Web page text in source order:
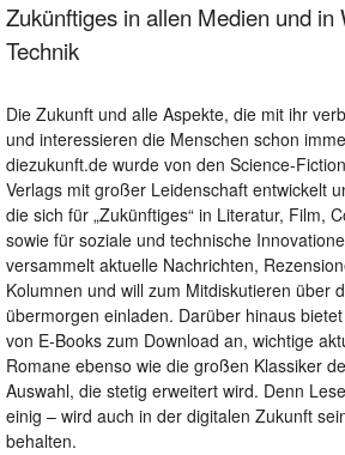
Zukünftiges in allen Medien und in
Technik
Die Zukunft und alle Aspekte, die mit ihr
und interessieren die Menschen schon
diezukunft.de wurde von den Science-
Verlags mit großer Leidenschaft entwickelt
die sich für „Zukünftiges“ in Literatur, Film,
sowie für soziale und technische
versammelt aktuelle Nachrichten,
Kolumnen und will zum Mitdiskutieren über
übermorgen einladen. Darüber hinaus
von E-Books zum Download an, wichtige
Romane ebenso wie die großen Klassiker
Auswahl, die stetig erweitert wird. Denn
einig – wird auch in der digitalen Zukunft
behalten.